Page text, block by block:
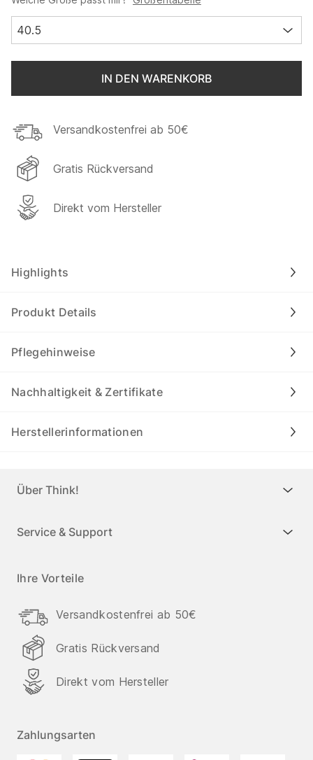
40.5
IN DEN WARENKORB
Versandkostenfrei ab 50€
Gratis Rückversand
Direkt vom Hersteller
Highlights
Produkt Details
Pflegehinweise
Nachhaltigkeit & Zertifikate
Herstellerinformationen
Über Think!
Service & Support
Ihre Vorteile
Versandkostenfrei ab 50€
Gratis Rückversand
Direkt vom Hersteller
Zahlungsarten